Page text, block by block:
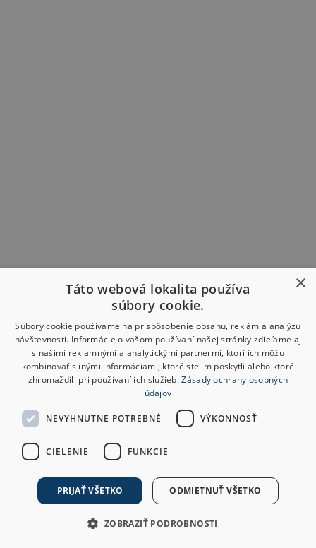
×
Táto webová lokalita používa
súbory cookie.
Súbory cookie používame na prispôsobenie obsahu, reklám a analýzu
návštevnosti. Informácie o vašom používaní našej stránky zdieľame aj
s našimi reklamnými a analytickými partnermi, ktorí ich môžu
kombinovať s inými informáciami, ktoré ste im poskytli alebo ktoré
zhromaždili pri používaní ich služieb.Zásady ochrany osobných
údajov
NEVYHNUTNE POTREBNÉ VÝKONNOSŤ
CIELENIE FUNKCIE
PRIJAŤ VŠETKO ODMIETNUŤ VŠETKO
ZOBRAZIŤ PODROBNOSTI